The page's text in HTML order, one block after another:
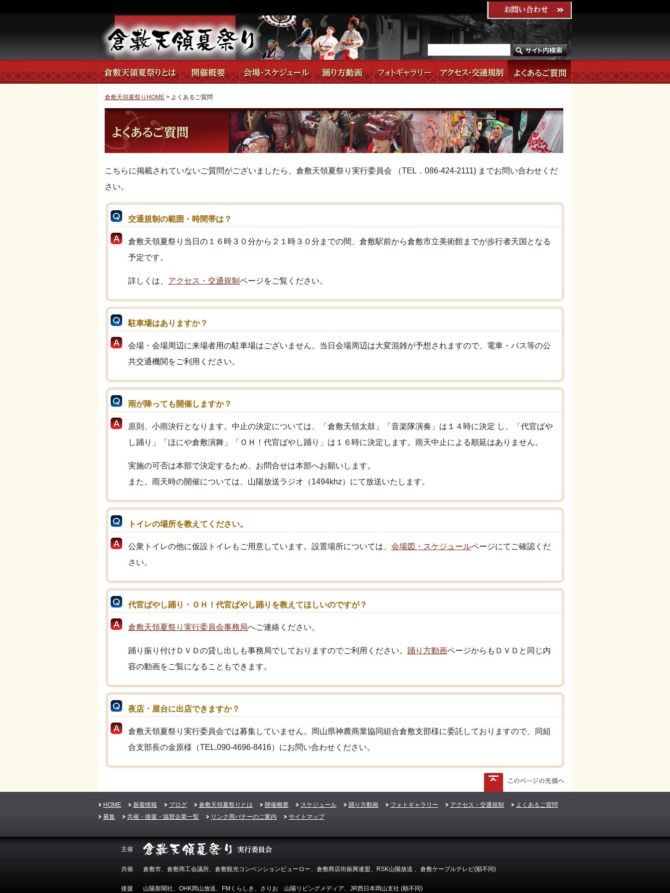
倉敷天領夏祭りHOME > よくあるご質問
こちらに掲載されていないご質問がございましたら、倉敷天領夏祭り実行委員会 （TEL．086-424-2111) までお問い合わせくだ
さい。
交通規制の範囲・時間帯は？
倉敷天領夏祭り当日の１６時３０分から２１時３０分までの間、倉敷駅前から倉敷市立美術館までが歩行者天国となる
予定です。
詳しくは、 アクセス・交通規制 ページをご覧ください。
駐車場はありますか？
会場・会場周辺に来場者用の駐車場はございません。当日会場周辺は大変混雑が予想されますので、電車・バス等の公
共交通機関をご利用ください。
雨が降っても開催しますか？
原則、小雨決行となります。中止の決定については、「倉敷天領太鼓」「音楽隊演奏」は１４時に決定 し、「代官ばや
し踊り」「ほにや倉敷演舞」「ＯＨ！代官ばやし踊り」は１６時に決定します。雨天中止による順延はありません。
実施の可否は本部で決定するため、お問合せは本部へお願いします。
また、雨天時の開催については、山陽放送ラジオ（1494khz）にて放送いたします。
トイレの場所を教えてください。
公衆トイレの他に仮設トイレもご用意しています。設置場所については、 会場図・スケジュールページにてご確認くだ
さい。
代官ばやし踊り・ＯＨ！代官ばやし踊りを教えてほしいのですが？
倉敷天領夏祭り実行委員会事務局へご連絡ください。
踊り振り付けＤＶＤの貸し出しも事務局でしておりますのでご利用ください。 踊り方動画ページからもＤＶＤと同じ内
容の動画をご覧になることもできます。
夜店・屋台に出店できますか？
倉敷天領夏祭り実行委員会では募集していません。岡山県神農商業協同組合倉敷支部様に委託しておりますので、同組
合支部長の金原様（TEL.090-4696-8416）にお問い合わせください。
HOME 新着情報 ブログ 倉敷天領夏祭りとは 開催概要 スケジュール 踊り方動画 フォトギャラリー アクセス・交通規制
よくあるご質問
募集
共催・後援・協賛企業一覧 リンク用バナーのご案内 サイトマップ
主催
共催 倉敷市、倉敷商工会議所、倉敷観光コンベンションビューロー、倉敷商店街振興連盟、RSK山陽放送 、倉敷ケーブルテレビ(順不同)
後援 山陽新聞社、OHK岡山放送、FMくらしき、さりお 山陽リビングメディア、JR西日本岡山支社 (順不同)